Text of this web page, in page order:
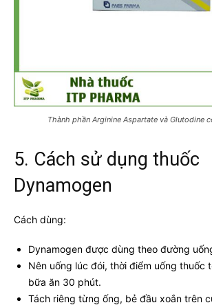
Thành phần Arginine Aspartate và Glutodine
5. Cách sử dụng thuốc
Dynamogen
Cách dùng:
Dynamogen được dùng theo đường
Nên uống lúc đói, thời điểm uống thuốc
bữa ăn 30 phút.
Tách riêng từng ống, bẻ đầu xoắn trên